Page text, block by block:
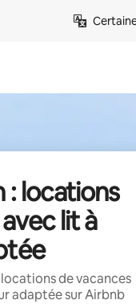
: locations
lit à
de vacances
adaptée sur Airbnb